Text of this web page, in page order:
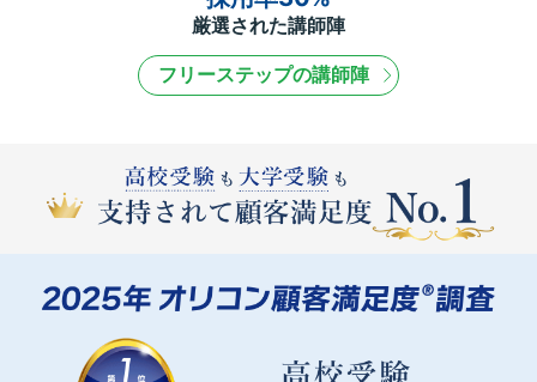
厳選された講師陣
フリーステップの講師陣